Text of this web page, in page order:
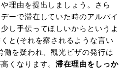
理由を提出しましょう。さら
ーで滞在していた時のアルバイ
し手伝ってほしいからというよ
と(それを察されるような言い
働を疑われ、観光ビザの発行は
くなります。滞在理由をしっか